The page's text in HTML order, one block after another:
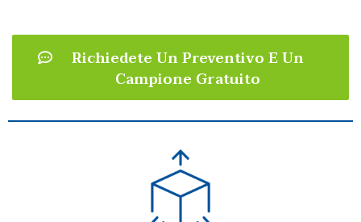
Richiedete Un Preventivo E Un
Campione Gratuito